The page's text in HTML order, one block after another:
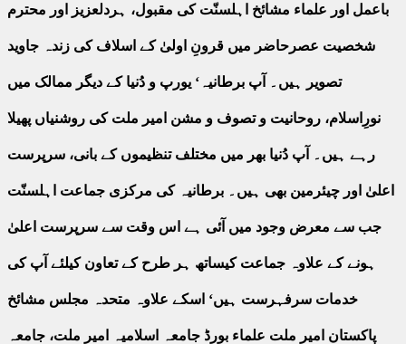
باعمل اور علماء مشائخ اہلسنّت کی مقبول، ہردلعزیز اور محترم
شخصیت عصرحاضر میں قرونِ اولیٰ کے اسلاف کی زندہ جاوید
تصویر ہیں۔ آپ برطانیہ‘ یورپ و دُنیا کے دیگر ممالک میں
نورِاسلام، روحانیت و تصوف و مشن امیر ملت کی روشنیاں پھیلا
رہے ہیں۔ آپ دُنیا بھر میں مختلف تنظیموں کے بانی، سرپرست
اعلیٰ اور چیئرمین بھی ہیں۔ برطانیہ کی مرکزی جماعت اہلسنّت
جب سے معرض وجود میں آئی ہے اس وقت سے سرپرست اعلیٰ
ہونے کے علاوہ جماعت کیساتھ ہر طرح کے تعاون کیلئے آپ کی
خدمات سرفہرست ہیں‘ اسکے علاوہ متحدہ مجلس مشائخ
پاکستان امیر ملت علماء بورڈ جامعہ اسلامیہ امیر ملت، جامعہ